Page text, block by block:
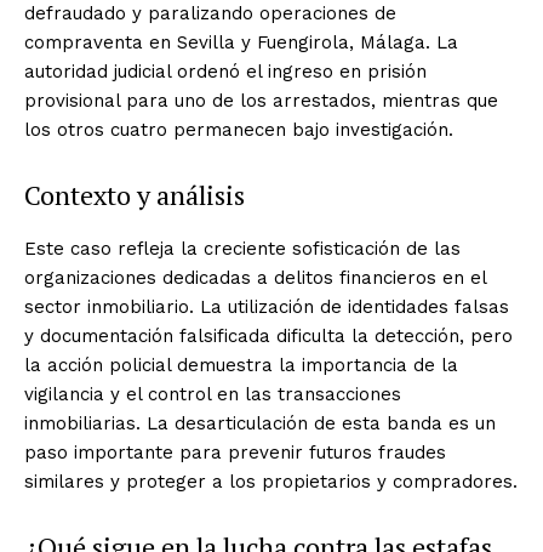
defraudado y paralizando operaciones de
compraventa en Sevilla y Fuengirola, Málaga. La
autoridad judicial ordenó el ingreso en prisión
provisional para uno de los arrestados, mientras que
los otros cuatro permanecen bajo investigación.
Contexto y análisis
Este caso refleja la creciente sofisticación de las
organizaciones dedicadas a delitos financieros en el
sector inmobiliario. La utilización de identidades falsas
y documentación falsificada dificulta la detección, pero
la acción policial demuestra la importancia de la
vigilancia y el control en las transacciones
inmobiliarias. La desarticulación de esta banda es un
paso importante para prevenir futuros fraudes
similares y proteger a los propietarios y compradores.